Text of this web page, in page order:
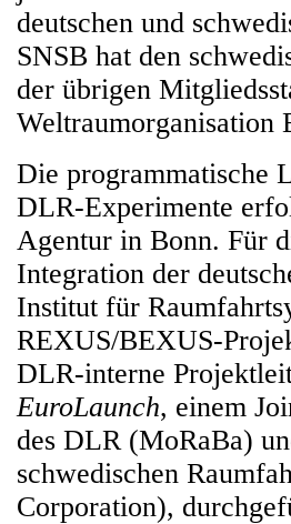
deutschen und
SNSB hat den
der übrigen
Weltraumorganisation
Die programmatische
DLR-Experimente
Agentur in Bonn. Für
Integration der
Institut für
REXUS/BEXUS-
DLR-interne
EuroLaunch, einem
des DLR (MoRaBa)
schwedischen
Corporation),